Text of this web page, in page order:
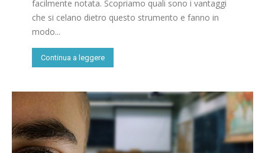
facilmente notata. Scopriamo quali sono i vantaggi
che si celano dietro questo strumento e fanno in
modo...
Continua a leggere